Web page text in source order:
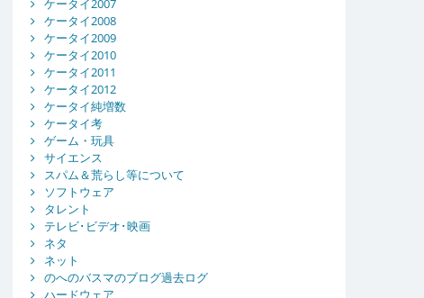
ケータイ2007
ケータイ2008
ケータイ2009
ケータイ2010
ケータイ2011
ケータイ2012
ケータイ純増数
ケータイ考
ゲーム・玩具
サイエンス
スパム＆荒らし等について
ソフトウェア
タレント
テレビ･ビデオ･映画
ネタ
ネット
のへのバスマのブログ過去ログ
ハードウェア